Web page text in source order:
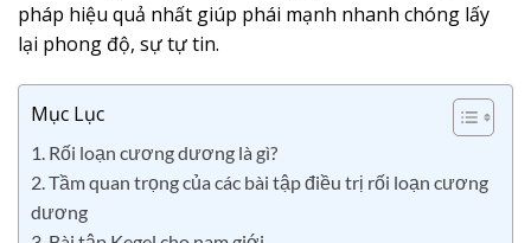
pháp hiệu quả nhất giúp phái mạnh nhanh chóng lấy
lại phong độ, sự tự tin.
Mục Lục
1. Rối loạn cương dương là gì?
2. Tầm quan trọng của các bài tập điều trị rối loạn cương
dương